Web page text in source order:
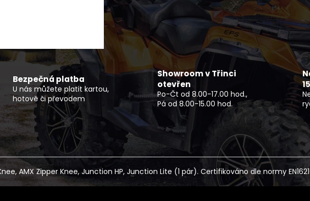
Bezpečná platba
U nás můžete platit kartou,
hotově či převodem
Showroom v Třinci
otevřen
Po-Čt od 8.00-17.00 hod.,
Pá od 8.00-15.00 hod.
AMX Zipper Knee, Junction HP, Junction Lite (1 pár). Certifikováno dle normy EN1621
990 Kč